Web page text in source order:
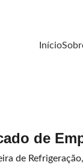
Início
de
de